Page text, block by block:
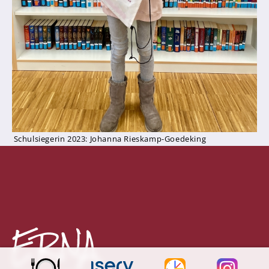
OFFA
Ernas Frühstückstreff
Wir fördern und fordern
Talentförderung
Digitale Drehtür
Erna trifft...
Unsere Schulhunde
Termine
News
Schulsiegerin 2023: Johanna Rieskamp-Goedeking